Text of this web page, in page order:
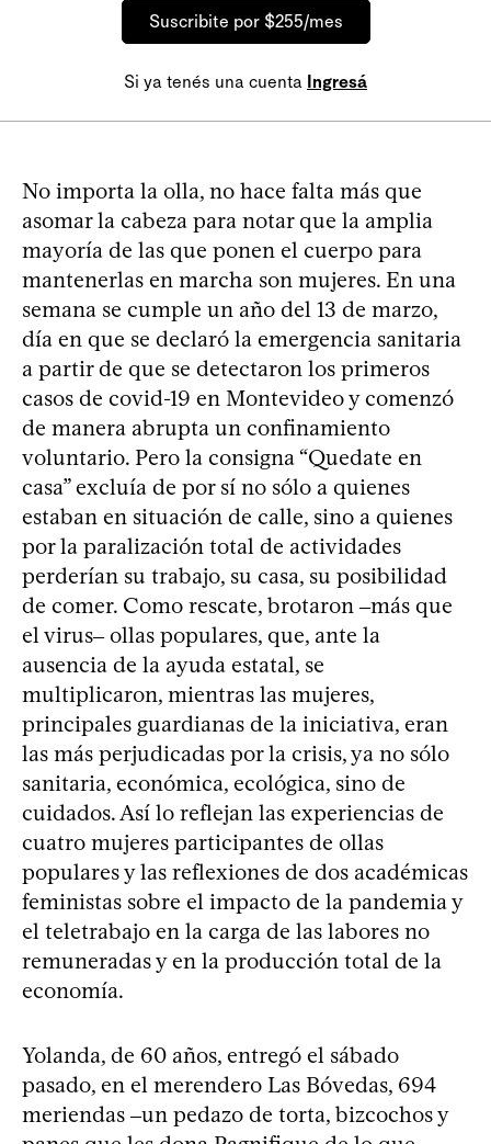
Suscribite por $255/mes
Si ya tenés una cuenta Ingresá
No importa la olla, no hace falta más que
asomar la cabeza para notar que la amplia
mayoría de las que ponen el cuerpo para
mantenerlas en marcha son mujeres. En una
semana se cumple un año del 13 de marzo,
día en que se declaró la emergencia sanitaria
a partir de que se detectaron los primeros
casos de covid-19 en Montevideo y comenzó
de manera abrupta un confinamiento
voluntario. Pero la consigna “Quedate en
casa” excluía de por sí no sólo a quienes
estaban en situación de calle, sino a quienes
por la paralización total de actividades
perderían su trabajo, su casa, su posibilidad
de comer. Como rescate, brotaron ‒más que
el virus‒ ollas populares, que, ante la
ausencia de la ayuda estatal, se
multiplicaron, mientras las mujeres,
principales guardianas de la iniciativa, eran
las más perjudicadas por la crisis, ya no sólo
sanitaria, económica, ecológica, sino de
cuidados. Así lo reflejan las experiencias de
cuatro mujeres participantes de ollas
populares y las reflexiones de dos académicas
feministas sobre el impacto de la pandemia y
el teletrabajo en la carga de las labores no
remuneradas y en la producción total de la
economía.
Yolanda, de 60 años, entregó el sábado
pasado, en el merendero Las Bóvedas, 694
meriendas ‒un pedazo de torta, bizcochos y